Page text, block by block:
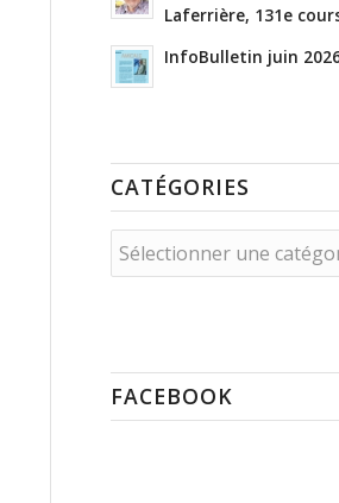
Laferrière, 131e
InfoBulletin juin
CATÉGORIES
Catégories
FACEBOOK